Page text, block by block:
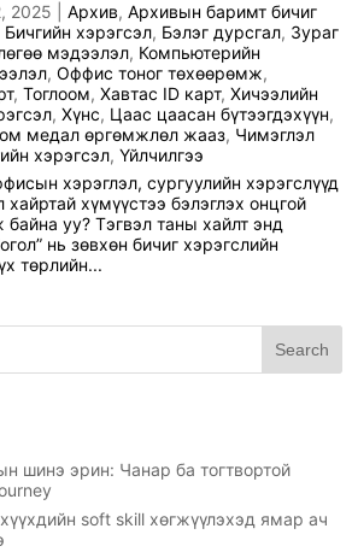
2025 Архив, Архивын баримт бичиг
Бичгийн хэрэгсэл, Бэлэг дурсгал, Зураг
мэдээлэл, Компьютерийн
, Оффис тоног төхөөрөмж,
, Тоглоом, Хавтас ID карт, Хичээлийн
, Хүнс, Цаас цаасан бүтээгдэхүүн,
медал өргөмжлөл жааз, Чимэглэл
хэрэгсэл, Үйлчилгээ
хэрэглэл, сургуулийн хэрэгслүүд
хүмүүстээ бэлэглэх онцгой
байна уу? Тэгвэл таны хайлт энд
нь зөвхөн бичиг хэрэгслийн
төрлийн...
Search
шинэ эрин: Чанар ба тогтвортой
soft skill хөгжүүлэхэд ямар ач